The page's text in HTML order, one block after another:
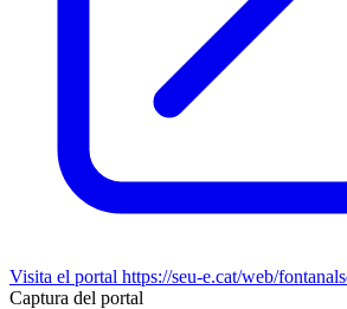
Visita el portal https://seu-e.cat/web/
Captura del portal